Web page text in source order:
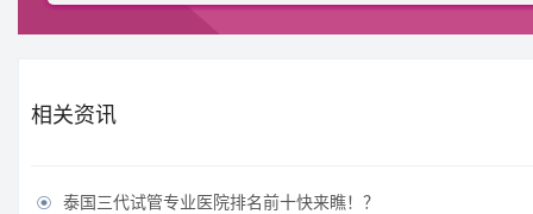
相关资讯
 泰国三代试管专业医院排名前十快来瞧！？